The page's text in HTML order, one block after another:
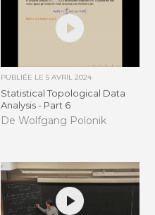
PUBLIÉE LE 5 AVRIL 2024
Statistical Topological Data
Analysis - Part 6
De Wolfgang Polonik